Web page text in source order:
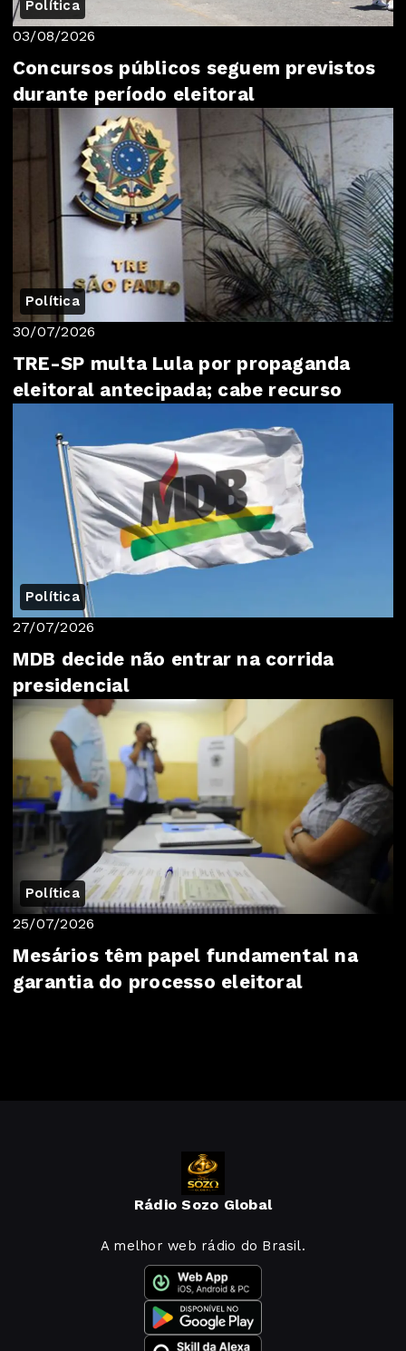
Política
03/08/2026
Concursos públicos seguem previstos
durante período eleitoral
Política
30/07/2026
TRE-SP multa Lula por propaganda
eleitoral antecipada; cabe recurso
Política
27/07/2026
MDB decide não entrar na corrida
presidencial
Política
25/07/2026
Mesários têm papel fundamental na
garantia do processo eleitoral
Rádio Sozo Global
A melhor web rádio do Brasil.